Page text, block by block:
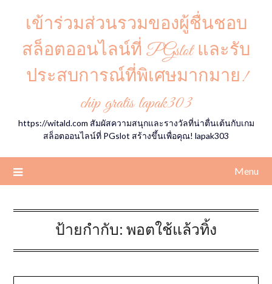
เข้าร่วมส่วนรวมของผู้ชื่นชอบ
สล็อตออนไลน์ที่ PGslot และรับ
ประสบการณ์ที่พิเศษมากมาย!
chip gratis lapak303
https://witald.com สัมผัสความสนุกและรางวัลที่น่าตื่นเต้นกับเกม
สล็อตออนไลน์ที่ PGslot สร้างขึ้นเพื่อคุณ! lapak303
Menu
ป้ายกำกับ: พอตใช้แล้วทิ้ง